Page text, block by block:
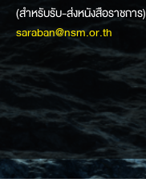
(สำหรับรับ-ส่งหนังสือราชการ)
saraban@nsm.or.th